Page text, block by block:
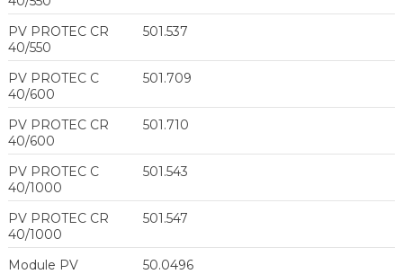
PV PROTEC CR
40/550
501.537
PV PROTEC C
40/600
501.709
PV PROTEC CR
40/600
501.710
PV PROTEC C
40/1000
501.543
PV PROTEC CR
40/1000
501.547
Module PV
50.0496